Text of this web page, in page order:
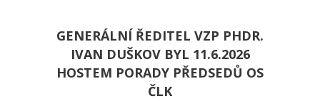
GENERÁLNÍ ŘEDITEL VZP PHDR.
IVAN DUŠKOV BYL 11.6.2026
HOSTEM PORADY PŘEDSEDŮ OS
ČLK